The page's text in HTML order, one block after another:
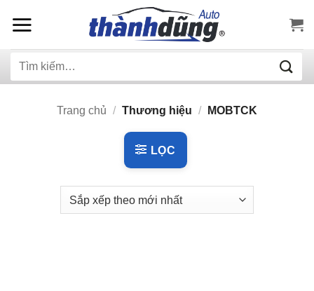
qua
dung
Tìm
Trang chủ / Thương hiệu / MOBTCK
LỌC